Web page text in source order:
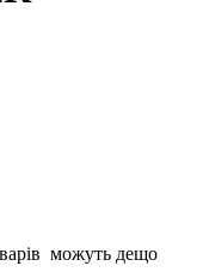
можуть дещо